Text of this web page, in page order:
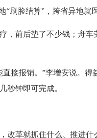
“刷脸结算”，跨省异地
，前后垫了不少钱；舟
接报销。”李增安说。
秒钟即可完成。
改革就抓住什么、推进